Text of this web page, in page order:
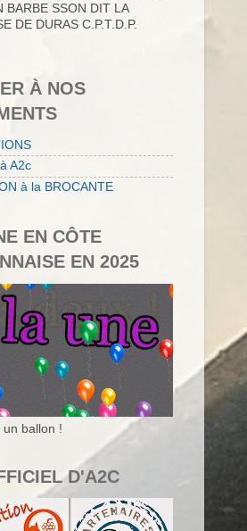
BARBE SSON DIT LA
DE DURAS C.P.T.D.P.
À NOS
A2c
à la BROCANTE
EN CÔTE
EN 2025
un ballon !
D'A2C